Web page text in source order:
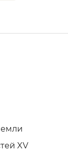
XV